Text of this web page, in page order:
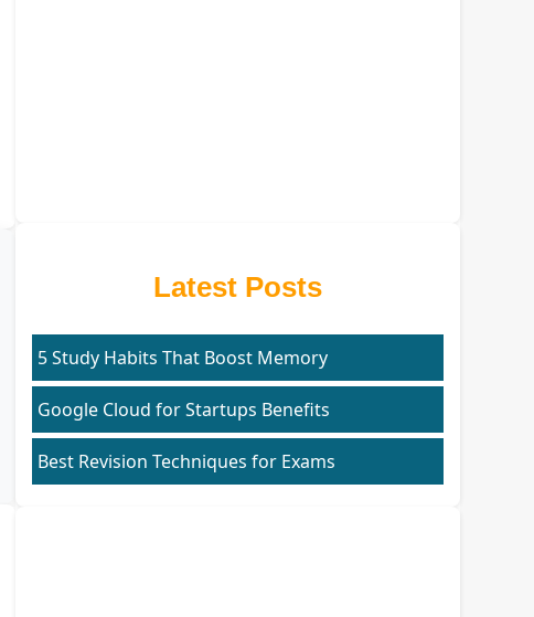
Latest Posts
5 Study Habits That Boost Memory
Google Cloud for Startups Benefits
Best Revision Techniques for Exams